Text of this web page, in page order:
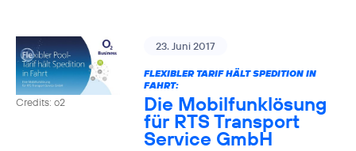
Credits: o2
23. Juni 2017
FLEXIBLER TARIF HÄLT SPEDITION IN
FAHRT:
Die Mobilfunklösung
für RTS Transport
Service GmbH